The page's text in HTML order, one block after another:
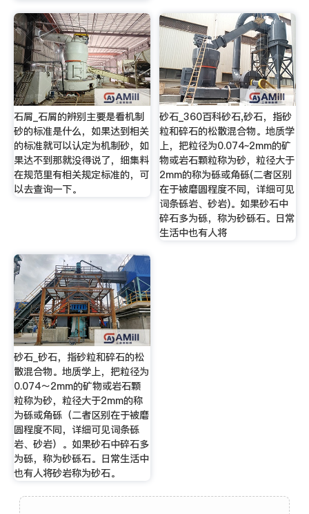
石屑_石屑的辨别主要是看机制
砂的标准是什么，如果达到相关
的标准就可以认定为机制砂，如
果达不到那就没得说了，细集料
在规范里有相关规定标准的，可
以去查询一下。
砂石_360百科砂石,砂石，指砂
粒和碎石的松散混合物。地质学
上，把粒径为0.074~2mm的矿
物或岩石颗粒称为砂，粒径大于
2mm的称为砾或角砾(二者区别
在于被磨圆程度不同，详细可见
词条砾岩、砂岩)。如果砂石中
碎石多为砾，称为砂砾石。日常
生活中也有人将
砂石_砂石，指砂粒和碎石的松
散混合物。地质学上，把粒径为
0.074～2mm的矿物或岩石颗
粒称为砂，粒径大于2mm的称
为砾或角砾（二者区别在于被磨
圆程度不同，详细可见词条砾
岩、砂岩）。如果砂石中碎石多
为砾，称为砂砾石。日常生活中
也有人将砂岩称为砂石。